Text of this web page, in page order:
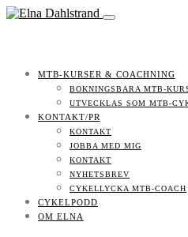
MTB-KURSER & COACHNING
BOKNINGSBARA MTB-
UTVECKLAS SOM MTB-
KONTAKT/PR
KONTAKT
JOBBA MED MIG
KONTAKT
NYHETSBREV
CYKELLYCKA MTB-COACH
CYKELPODD
OM ELNA